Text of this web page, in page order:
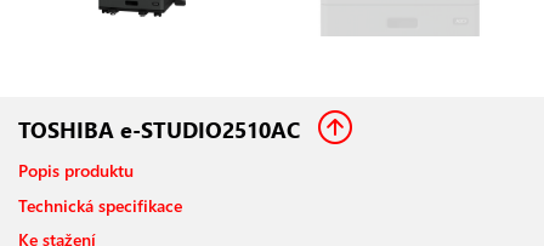
TOSHIBA e-STUDIO2510AC
Popis produktu
Technická specifikace
Ke stažení